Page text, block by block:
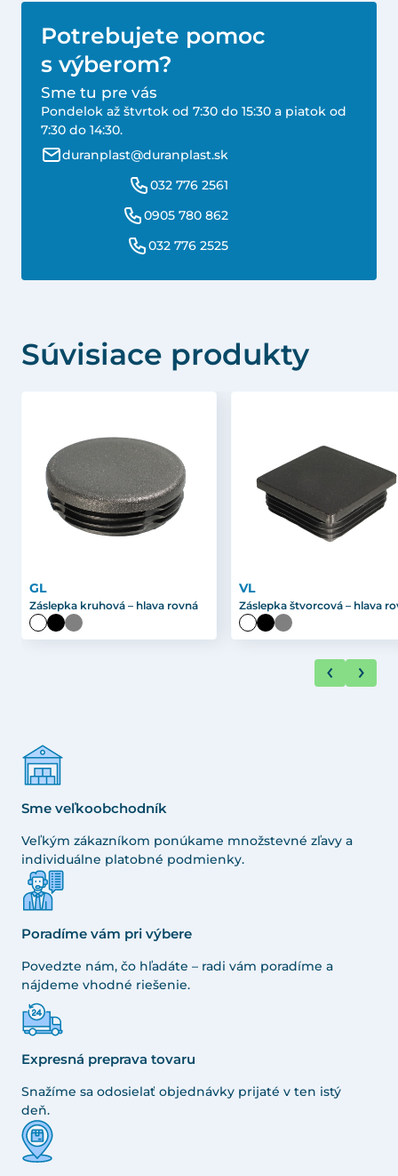
Potrebujete pomoc
s výberom?
Sme tu pre vás
Pondelok až štvrtok od 7:30 do 15:30 a piatok od
7:30 do 14:30.
duranplast@duranplast.sk
032 776 2561
0905 780 862
032 776 2525
Súvisiace produkty
GL
Záslepka kruhová – hlava rovná
VL
Záslepka štvorcová – hlava
Sme veľkoobchodník
Veľkým zákazníkom ponúkame množstevné zľavy a
individuálne platobné podmienky.
Poradíme vám pri výbere
Povedzte nám, čo hľadáte – radi vám poradíme a
nájdeme vhodné riešenie.
Expresná preprava tovaru
Snažíme sa odosielať objednávky prijaté v ten istý
deň.